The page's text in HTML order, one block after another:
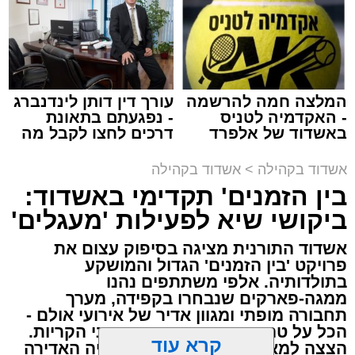
ה'', מתפעל מהבריאה כולה; כך גם אם הוא נמצא
ליד ים או עצים, כולו מלא התפעלות 'כולם
בחוכמה עשית'. ראיתי השבוע חתול ושמתי לב
לחוכמה שלו; כיצד הוא מתקיים ודואג לעצמו".
צילום: א' מיכאלי
בימים אלו, חותמים בני הישיבות ואברכי הכוללים
את חופשת 'בין הזמנים'. כמענה לצורך העמוק
בשילוב שבין מנוחת הגוף להתרוממות הנפש,
מציע אשדוד התורנית חוויה מסוג שונה, שתתקיים
מחר ותעמוד בסימן חיבור שורשי לפסקול החסידי
ההיענות הציבורית לאירוע של מחר יוצאת דופן
בהיקפה, ומצביעה על הערכה רבה למודל המוקפד
המלצה חמה להרשמה
- האקדמיה לטניס
באשדוד של אלפרד
עורך דין דותן לינדנברג
- נפגעתם בתאונת
דרכים לחצו לקבל מה
אשדוד בקהילה > אשדוד בקהילה
בין הזמנים' תקדימי באשדוד:
ביקושי שיא לפעילות 'מעגלים'
אשדוד התורנית מציגה בסיפוק עצום את
פרויקט 'בין הזמנים' הגדול והמושקע
בתולדותיה. אלפי משתתפים נהנו
ממגה-פארקים שנבחרו בקפידה, מערך
תחבורה מופתי ומגוון אדיר של אירועי אולם -
הכל על טהרת הקודש ובפיקוח רבני הקריות.
הצצה למאחורי הקלעים של העשייה האדירה